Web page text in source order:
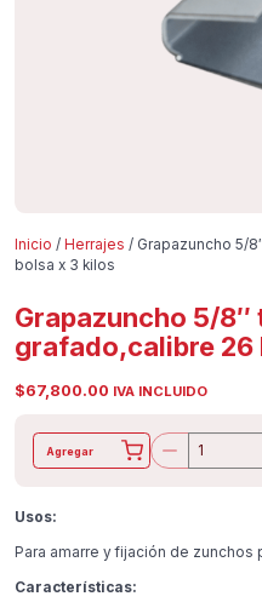
Inicio / Herrajes / Grapazuncho 5/
bolsa x 3 kilos
Grapazuncho 5/8″
grafado,calibre 26
$67,800.00 IVA INCLUIDO
Agregar
Usos:
Para amarre y fijación de
Características: